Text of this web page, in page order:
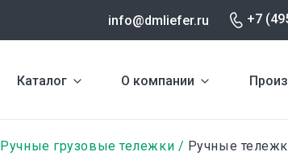
info@dmliefer.ru +7
Каталог О компании
Ручные грузовые тележки Ручные